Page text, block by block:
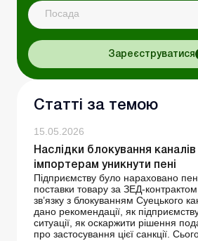
Посада
Зареєструватися
Статті за темою
15.05.2026
Наслідки блокування
імпортерам уникнути пені
Підприємству було нараховано
поставки товару за ЗЕД-
зв’язку з блокуванням Суецького
дано рекомендації, як підприємству
ситуації, як оскаржити рішення
про застосування цієї санкції.